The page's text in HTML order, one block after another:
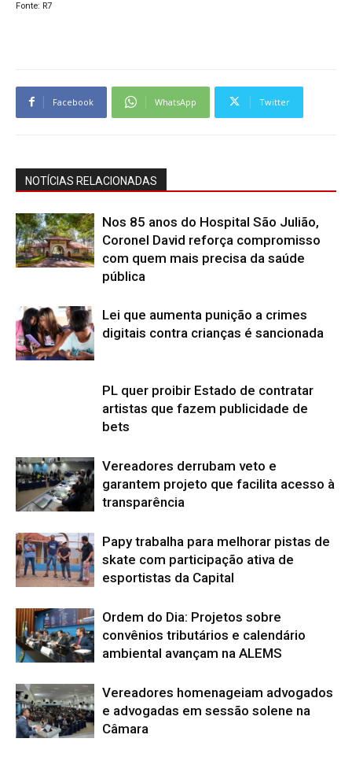
Fonte: R7
Facebook WhatsApp Twitter
NOTÍCIAS RELACIONADAS
Nos 85 anos do Hospital São Julião,
Coronel David reforça compromisso
com quem mais precisa da saúde
pública
Lei que aumenta punição a crimes
digitais contra crianças é sancionada
PL quer proibir Estado de contratar
artistas que fazem publicidade de
bets
Vereadores derrubam veto e
garantem projeto que facilita acesso à
transparência
Papy trabalha para melhorar pistas de
skate com participação ativa de
esportistas da Capital
Ordem do Dia: Projetos sobre
convênios tributários e calendário
ambiental avançam na ALEMS
Vereadores homenageiam advogados
e advogadas em sessão solene na
Câmara